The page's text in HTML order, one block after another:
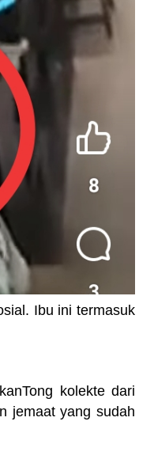
Ibu ini termasuk
kolekte dari
jemaat yang sudah